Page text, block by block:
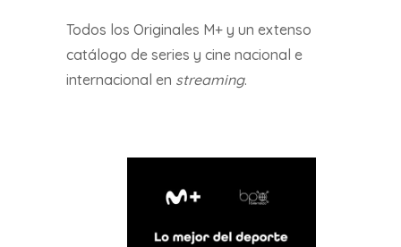
Todos los Originales M+ y un extenso
catálogo de series y cine nacional e
internacional en streaming.